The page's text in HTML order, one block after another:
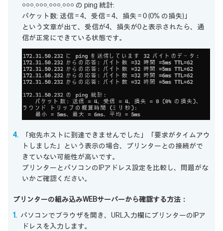
○○○.○○○.○○○.○○○ の ping 統計:
パケット数: 送信 = 4、受信 = 4、損失 = 0 (0% の損失)」
という文章が出て、受信が4、損失が0と表示されたら、通
信が正常にできている状態です。
「宛先ホストに到達できませんでした」「要求がタイムアウ
トしました」という表示の場合、プリンターとの接続がで
きていない可能性が高いです。
プリンターとパソコンのIPアドレス設定を比較し、問題がな
いかご確認ください。
プリンターの組み込みWEBサーバーから確認する方法：
パソコンでブラウザを開き、URL入力欄にプリンターのIPア
ドレスを入力します。